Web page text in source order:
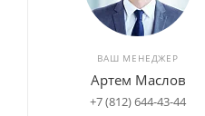
ВАШ МЕНЕДЖЕР
Артем Маслов
+7 (812) 644-43-44